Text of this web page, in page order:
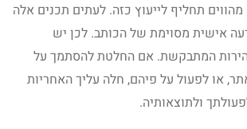
תחליף לייעוץ כזה. לעתים תכנים אלה
אישית מסוימת של הכותב. לכן יש
המתבקשת. אם החלטת להסתמך על
או לפעול על פיהם, חלה עליך האחריות
ולתוצאותיה.